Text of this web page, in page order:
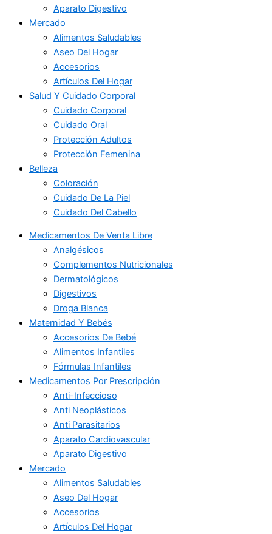
Aparato Digestivo
Mercado
Alimentos Saludables
Aseo Del Hogar
Accesorios
Artículos Del Hogar
Salud Y Cuidado Corporal
Cuidado Corporal
Cuidado Oral
Protección Adultos
Protección Femenina
Belleza
Coloración
Cuidado De La Piel
Cuidado Del Cabello
Medicamentos De Venta Libre
Analgésicos
Complementos Nutricionales
Dermatológicos
Digestivos
Droga Blanca
Maternidad Y Bebés
Accesorios De Bebé
Alimentos Infantiles
Fórmulas Infantiles
Medicamentos Por Prescripción
Anti-Infeccioso
Anti Neoplásticos
Anti Parasitarios
Aparato Cardiovascular
Aparato Digestivo
Mercado
Alimentos Saludables
Aseo Del Hogar
Accesorios
Artículos Del Hogar